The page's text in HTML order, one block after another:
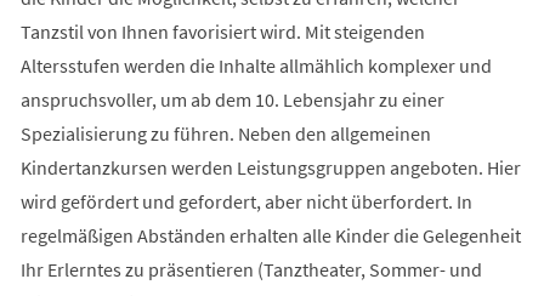
Tanzstil von Ihnen favorisiert wird. Mit steigenden
Altersstufen werden die Inhalte allmählich komplexer und
anspruchsvoller, um ab dem 10. Lebensjahr zu einer
Spezialisierung zu führen. Neben den allgemeinen
Kindertanzkursen werden Leistungsgruppen angeboten. Hier
wird gefördert und gefordert, aber nicht überfordert. In
regelmäßigen Abständen erhalten alle Kinder die Gelegenheit
Ihr Erlerntes zu präsentieren (Tanztheater, Sommer- und